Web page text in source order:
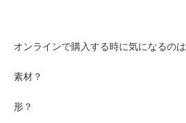
オンラインで購入する時に気になるのは
素材？
形？